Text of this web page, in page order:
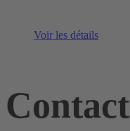
Voir les détails
Contact